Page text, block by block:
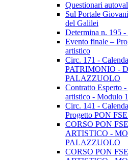
Questionari
Sul Portale
del Galilei
Determina n. 195
Evento finale –
artistico
Circ. 171 -
PATRIMONIO -
PALAZZUOLO
Contratto Esperto
artistico - Modulo 1
Circ. 141 -
Progetto PON
CORSO PON
ARTISTICO -
PALAZZUOLO
CORSO PON